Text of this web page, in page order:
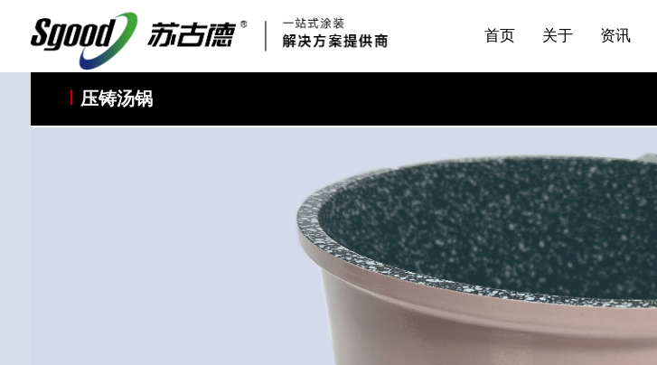
首页 关于
科研与创新
资讯
展会资讯
资质手册
国家标准
合作加盟
常见问题FAQ
联系我们
压铸汤锅